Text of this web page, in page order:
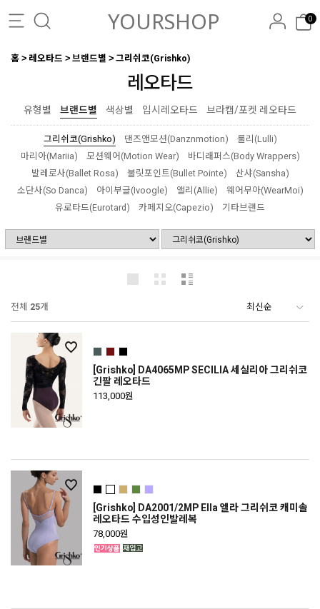
YOURSHOP 0
홈 레오타드 브랜드별 그리쉬코(Grishko)
레오타드
유형별 브랜드별 색상별 입시레오타드 브라캡/포켓 레오타드
그리쉬코(Grishko) 댄즈앤모션(Danznmotion)
룰리(Lulli)
마리아(Mariia)
모션웨어(Motion Wear)
바디래퍼스(Body Wrappers)
발레로사(Ballet Rosa)
불릿포인트(Bullet Pointe)
산샤(Sansha)
소단사(So Danca)
아이부글(Ivoogle) 앨리(Allie)
웨어무아(WearMoi)
유로타드(Eurotard)
카페지오(Capezio) 기타브랜드
전체 25개
[Grishko] DA4065MP SECILIA 세실리아 그리쉬코
긴팔 레오타드
113,000원
[Grishko] DA2001/2MP Ella 엘라 그리쉬코 캐미솔
레오타드 수입성인발레복
78,000원